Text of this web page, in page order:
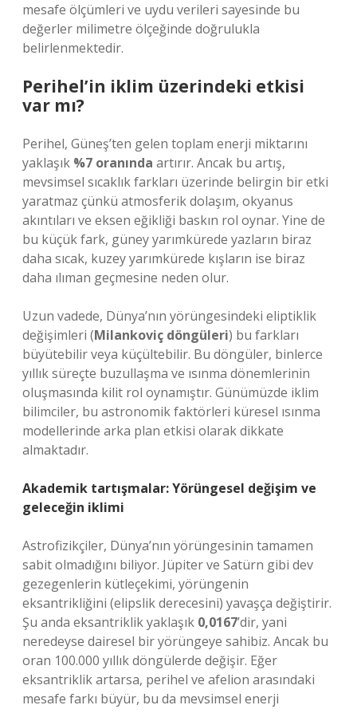
mesafe ölçümleri ve uydu verileri sayesinde bu
değerler milimetre ölçeğinde doğrulukla
belirlenmektedir.
Perihel’in iklim üzerindeki etkisi
var mı?
Perihel, Güneş’ten gelen toplam enerji miktarını
yaklaşık %7 oranında artırır. Ancak bu artış,
mevsimsel sıcaklık farkları üzerinde belirgin bir etki
yaratmaz çünkü atmosferik dolaşım, okyanus
akıntıları ve eksen eğikliği baskın rol oynar. Yine de
bu küçük fark, güney yarımkürede yazların biraz
daha sıcak, kuzey yarımkürede kışların ise biraz
daha ılıman geçmesine neden olur.
Uzun vadede, Dünya’nın yörüngesindeki eliptiklik
değişimleri (Milankoviç döngüleri) bu farkları
büyütebilir veya küçültebilir. Bu döngüler, binlerce
yıllık süreçte buzullaşma ve ısınma dönemlerinin
oluşmasında kilit rol oynamıştır. Günümüzde iklim
bilimciler, bu astronomik faktörleri küresel ısınma
modellerinde arka plan etkisi olarak dikkate
almaktadır.
Akademik tartışmalar: Yörüngesel değişim ve
geleceğin iklimi
Astrofizikçiler, Dünya’nın yörüngesinin tamamen
sabit olmadığını biliyor. Jüpiter ve Satürn gibi dev
gezegenlerin kütleçekimi, yörüngenin
eksantrikliğini (elipslik derecesini) yavaşça değiştirir.
Şu anda eksantriklik yaklaşık 0,0167’dir, yani
neredeyse dairesel bir yörüngeye sahibiz. Ancak bu
oran 100.000 yıllık döngülerde değişir. Eğer
eksantriklik artarsa, perihel ve afelion arasındaki
mesafe farkı büyür, bu da mevsimsel enerji